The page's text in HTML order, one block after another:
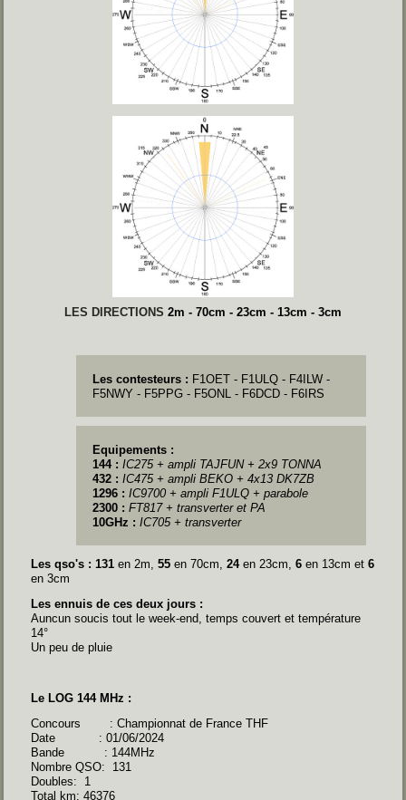
LES DIRECTIONS 2m - 70cm - 23cm - 13cm - 3cm
Les contesteurs : F1OET - F1ULQ - F4ILW -
F5NWY - F5PPG - F5ONL - F6DCD - F6IRS
Equipements :
144 : IC275 + ampli TAJFUN + 2x9 TONNA
432 :IC475 + ampli BEKO + 4x13 DK7ZB
1296 : IC9700 + ampli F1ULQ+ parabole
2300 : FT817 + transverter et PA
10GHz : IC705 + transverter
Les qso's : 131en 2m, 55en 70cm,24en 23cm,6 en 13cm et6
en 3cm
Les ennuis de ces deux jours :
Auncun soucis tout le week-end, temps couvert et température
14°
Un peu de pluie
Le LOG 144 MHz :
Concours : Championnat de France THF
Date : 01/06/2024
Bande : 144MHz
Nombre QSO: 131
Doubles: 1
Total km: 46376